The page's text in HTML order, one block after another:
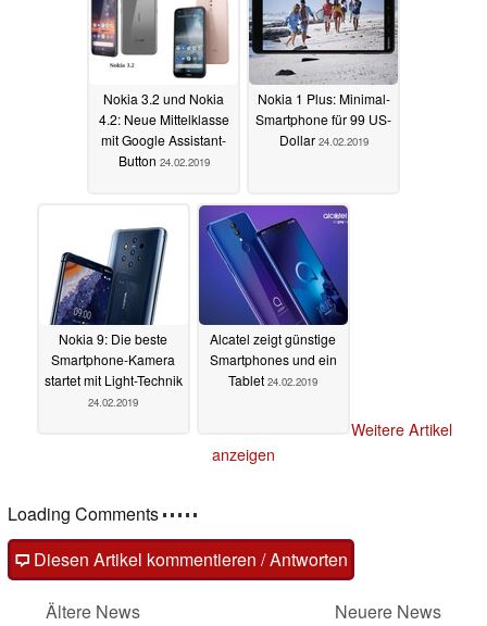
Nokia 3.2 und Nokia
4.2: Neue Mittelklasse
mit Google Assistant-
Button 24.02.2019
Nokia 1 Plus: Minimal-
Smartphone für 99 US-
Dollar 24.02.2019
Nokia 9: Die beste
Smartphone-Kamera
startet mit Light-Technik
24.02.2019
Alcatel zeigt günstige
Smartphones und ein
Tablet 24.02.2019
Weitere Artikel
anzeigen
Loading Comments
Diesen Artikel kommentieren / Antworten
Ältere News
Neuere News